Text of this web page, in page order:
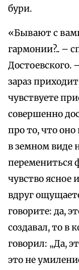
бури.
«Бывают с
гармонии?.. –
Достоевского.
зараз
чувствуете
совершенно
про то, что оно
в земном виде
перемениться
чувство ясное
вдруг
говорите: да,
создавал, то в
говорил: „Да,
это не